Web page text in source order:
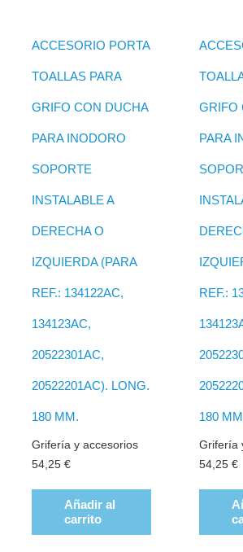
ACCESORIO PORTA
TOALLAS PARA
GRIFO CON DUCHA
PARA INODORO
SOPORTE
INSTALABLE A
DERECHA O
IZQUIERDA (PARA
REF.: 134122AC,
134123AC,
20522301AC,
20522201AC). LONG.
180 MM.
Grifería y accesorios
54,25€
Añadir al
carrito
GRIFO
PARA
REF.:
180
Grifería
54,25 €